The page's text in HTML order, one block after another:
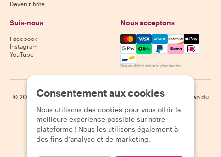
Devenir hôte
Suis-nous
Facebook
Instagram
YouTube
Nous acceptons
Mastercard, Visa, Amex,
Disponibilité selon la destination
© 2026 Withlocals.com | Politique de confidentialité | Cookies
Plan du
site
Consentement aux cookies
Nous utilisons des cookies pour vous offrir la
meilleure expérience possible sur notre
plateforme ! Nous les utilisons également à
des fins d'analyse et de marketing.